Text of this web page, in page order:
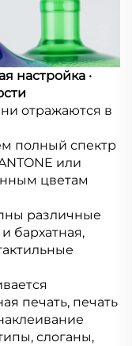
настройка ·
отражаются в
полный спектр
или
цветам
различные
бархатная,
печать, печать
слоганы,